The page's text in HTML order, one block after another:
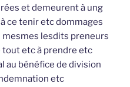
et demeurent à ung
ce tenir etc dommages
lesdits preneurs
tout etc à prendre etc
au bénéfice de division
etc